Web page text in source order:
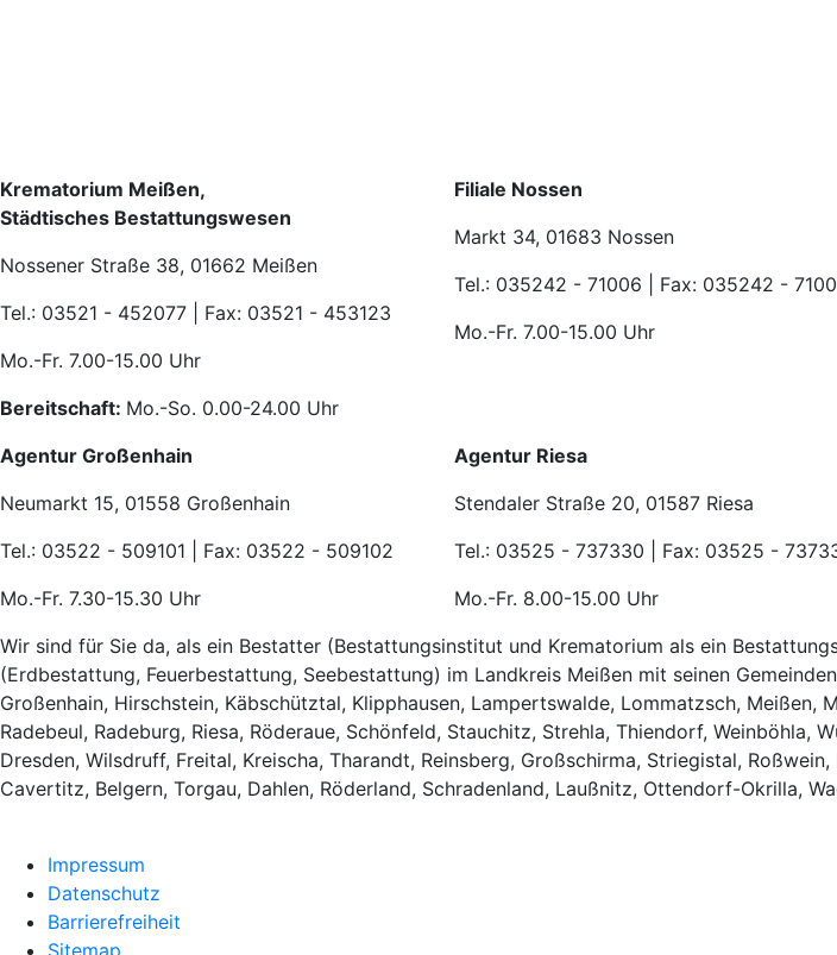
Krematorium Meißen,
Städtisches Bestattungswesen
Nossener Straße 38, 01662 Meißen
Tel.: 03521 - 452077 | Fax: 03521 - 453123
Mo.-Fr. 7.00-15.00 Uhr
Bereitschaft: Mo.-So. 0.00-24.00 Uhr
Filiale Nossen
Markt 34, 01683 Nossen
Tel.: 035242 - 71006 | Fax: 035242 -
Mo.-Fr. 7.00-15.00 Uhr
Agentur Großenhain
Neumarkt 15, 01558 Großenhain
Tel.: 03522 - 509101 | Fax: 03522 - 509102
Mo.-Fr. 7.30-15.30 Uhr
Agentur Riesa
Stendaler Straße 20, 01587 Riesa
Tel.: 03525 - 737330 | Fax: 03525 -
Mo.-Fr. 8.00-15.00 Uhr
Wir sind für Sie da, als ein Bestatter (Bestattungsinstitut und Krematorium als ein
(Erdbestattung, Feuerbestattung, Seebestattung) im Landkreis Meißen mit seinen
Großenhain, Hirschstein, Käbschütztal, Klipphausen, Lampertswalde, Lommatzsch, Meißen,
Radebeul, Radeburg, Riesa, Röderaue, Schönfeld, Stauchitz, Strehla, Thiendorf, Weinböhla,
Dresden, Wilsdruff, Freital, Kreischa, Tharandt, Reinsberg, Großschirma, Striegistal,
Cavertitz, Belgern, Torgau, Dahlen, Röderland, Schradenland, Laußnitz, Ottendorf-Okrilla,
Impressum
Datenschutz
Barrierefreiheit
Sitemap